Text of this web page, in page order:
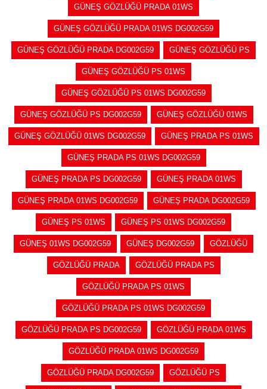
GÜNEŞ GÖZLÜĞÜ PRADA 01WS
GÜNEŞ GÖZLÜĞÜ PRADA 01WS DG002G59
GÜNEŞ GÖZLÜĞÜ PRADA DG002G59 GÜNEŞ GÖZLÜĞÜ PS
GÜNEŞ GÖZLÜĞÜ PS 01WS
GÜNEŞ GÖZLÜĞÜ PS 01WS DG002G59
GÜNEŞ GÖZLÜĞÜ PS DG002G59 GÜNEŞ GÖZLÜĞÜ 01WS
GÜNEŞ GÖZLÜĞÜ 01WS DG002G59 GÜNEŞ PRADA PS 01WS
GÜNEŞ PRADA PS 01WS DG002G59
GÜNEŞ PRADA PS DG002G59 GÜNEŞ PRADA 01WS
GÜNEŞ PRADA 01WS DG002G59 GÜNEŞ PRADA DG002G59
GÜNEŞ PS 01WS GÜNEŞ PS 01WS DG002G59
GÜNEŞ 01WS DG002G59 GÜNEŞ DG002G59 GÖZLÜĞÜ
GÖZLÜĞÜ PRADA GÖZLÜĞÜ PRADA PS
GÖZLÜĞÜ PRADA PS 01WS
GÖZLÜĞÜ PRADA PS 01WS DG002G59
GÖZLÜĞÜ PRADA PS DG002G59 GÖZLÜĞÜ PRADA 01WS
GÖZLÜĞÜ PRADA 01WS DG002G59
GÖZLÜĞÜ PRADA DG002G59 GÖZLÜĞÜ PS